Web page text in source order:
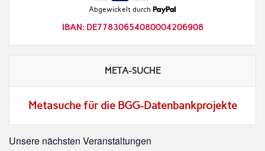
Abgewickelt durch
IBAN: DE77830654080004206908
META-SUCHE
Metasuche für die BGG-Datenbankprojekte
Unsere nächsten Veranstaltungen